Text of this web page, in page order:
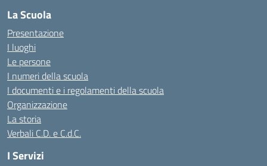
La Scuola
Presentazione
I luoghi
Le persone
I numeri della scuola
I documenti e i regolamenti della scuola
Organizzazione
La storia
Verbali C.D. e C.d.C.
I Servizi